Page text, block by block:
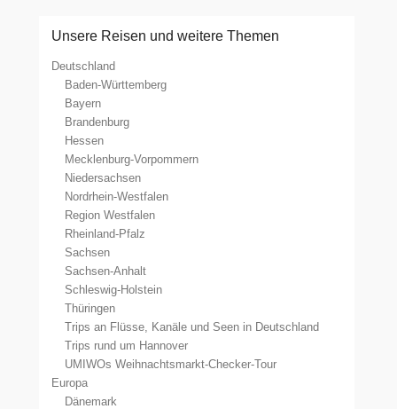
Unsere Reisen und weitere Themen
Deutschland
Baden-Württemberg
Bayern
Brandenburg
Hessen
Mecklenburg-Vorpommern
Niedersachsen
Nordrhein-Westfalen
Region Westfalen
Rheinland-Pfalz
Sachsen
Sachsen-Anhalt
Schleswig-Holstein
Thüringen
Trips an Flüsse, Kanäle und Seen in Deutschland
Trips rund um Hannover
UMIWOs Weihnachtsmarkt-Checker-Tour
Europa
Dänemark